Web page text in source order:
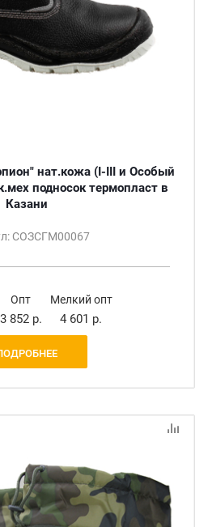
нат.кожа (I-III и Особый
подносок термопласт в
Казани
СОЗСГМ00067
Опт
3 852 р.
Мелкий опт
4 601 р.